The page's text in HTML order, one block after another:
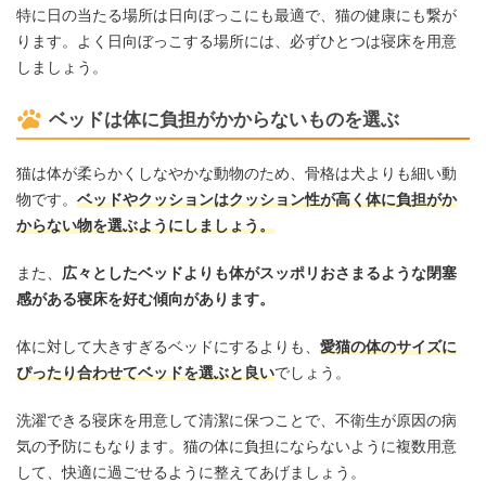
特に日の当たる場所は日向ぼっこにも最適で、猫の健康にも繋が
ります。よく日向ぼっこする場所には、必ずひとつは寝床を用意
しましょう。
ベッドは体に負担がかからないものを選ぶ
猫は体が柔らかくしなやかな動物のため、骨格は犬よりも細い動
物です。 ベッドやクッションはクッション性が高く体に負担がか
からない物を選ぶようにしましょう。
また、 広々としたベッドよりも体がスッポリおさまるような閉塞
感がある寝床を好む傾向があります。
体に対して大きすぎるベッドにするよりも、 愛猫の体のサイズに
ぴったり合わせてベッドを選ぶと良いでしょう。
洗濯できる寝床を用意して清潔に保つことで、不衛生が原因の病
気の予防にもなります。猫の体に負担にならないように複数用意
して、快適に過ごせるように整えてあげましょう。